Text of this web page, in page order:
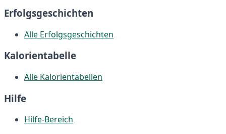
Erfolgsgeschichten
Alle Erfolgsgeschichten
Kalorientabelle
Alle Kalorientabellen
Hilfe
Hilfe-Bereich